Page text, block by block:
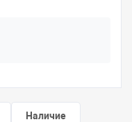
Наличие